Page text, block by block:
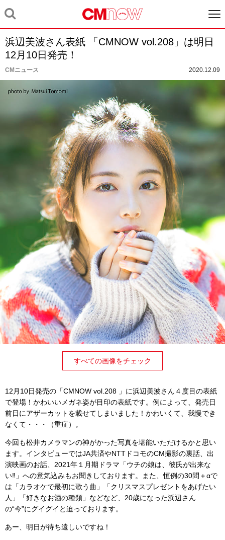
浜辺美波さん表紙 「CMNOW vol.208」は明日
12月10日発売！
CMニュース 2020.12.09
すべての画像をチェック
12月10日発売の「CMNOW vol.208 」に浜辺美波さん４度目の表紙
で登場！かわいいメガネ姿が目印の表紙です。例によって、発売日
前日にアザーカットを載せてしまいました！かわいくて、我慢でき
なくて・・・（重症）。
今回も松井カメラマンの神がかった写真を堪能いただけるかと思い
ます。インタビューではJA共済やNTTドコモのCM撮影の裏話、出
演映画のお話、2021年１月期ドラマ「ウチの娘は、彼氏が出来な
い‼︎」への意気込みもお聞きしております。また、恒例の30問＋αで
は「カラオケで最初に歌う曲」「クリスマスプレゼントをあげたい
人」「好きなお酒の種類」などなど、20歳になった浜辺さん
の“今”にグイグイと迫っております。
あー、明日が待ち遠しいですね！